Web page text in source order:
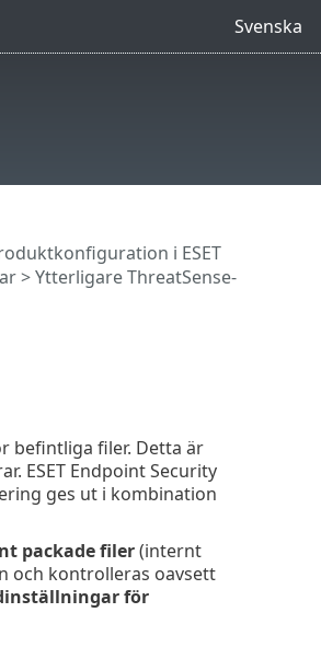
Svenska
i ESET
> Ytterligare ThreatSense-
befintliga filer. Detta är
ESET Endpoint Security
ges ut i kombination
packade filer(internt
och kontrolleras oavsett
för